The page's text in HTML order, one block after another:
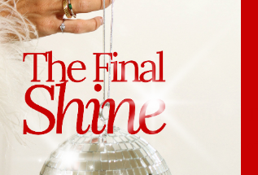
Abonnez-vous à
Recevez les dernières